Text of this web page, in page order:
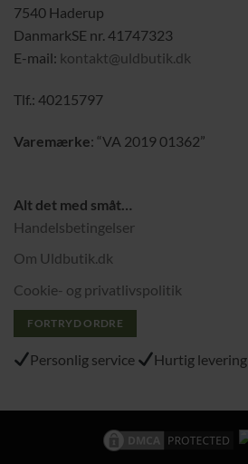
7540 Haderup
DanmarkSE nr. 41747323
E-mail: kontakt@uldbutik.dk
Tlf.: 40215797
Varemærke: “VA 2019 01362”
Alt det med småt…
Handelsbetingelser
Om Uldbutik.dk
Cookie- og privatlivspolitik
FORTRYD ORDRE
Personlig service Hurtig levering